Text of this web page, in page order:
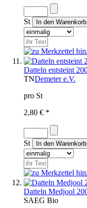
St
Datteln entsteint
TNDemeter e.V.
pro St
2,80 € *
St
Datteln Medjool
SAEG Bio